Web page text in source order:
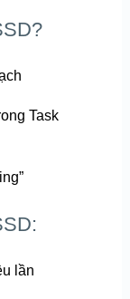
Task
lần